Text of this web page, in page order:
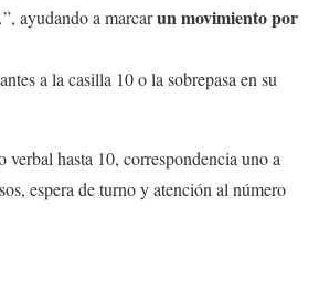
ayudando a marcarun movimiento por
a la casilla 10 o la sobrepasa en su
verbal hasta 10, correspondencia uno a
espera de turno y atención al número